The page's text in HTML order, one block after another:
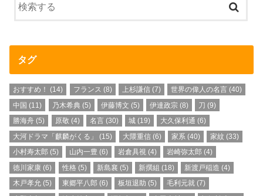
タグ
おすすめ！ (14) フランス (8) 上杉謙信(7) 世界の偉人の名言 (40)
中国 (11) 乃木希典(5) 伊藤博文 (5) 伊達政宗 (8) 刀 (9)
勝海舟 (5) 原敬 (4) 名言(30) 城 (19) 大久保利通 (6)
大河ドラマ「麒麟がくる」
(15) 大隈重信(6) 家系 (40) 家紋 (33)
小村寿太郎 (5) 山内一豊 (6) 岩倉具視(4) 岩崎弥太郎 (4)
徳川家康 (6) 性格 (5) 新島襄 (5) 新撰組 (18) 新渡戸稲造 (4)
木戸孝允 (5) 東郷平八郎 (6) 板垣退助 (5) 毛利元就 (7)